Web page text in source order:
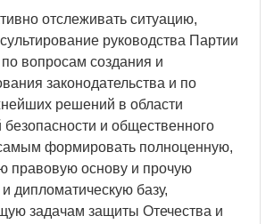
отслеживать ситуацию,
руководства Партии
по вопросам создания и
законодательства и по
решений в области
и общественного
формировать полноценную,
правовую основу и прочую
дипломатическую базу,
задачам защиты Отечества и